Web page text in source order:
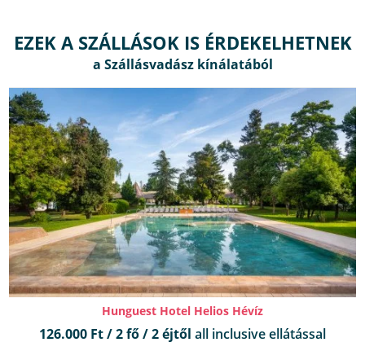
EZEK A SZÁLLÁSOK IS ÉRDEKELHETNEK
Hunguest Hotel Helios Hévíz
126.000 Ft / 2 fő / 2 éjtől all inclusive ellátással